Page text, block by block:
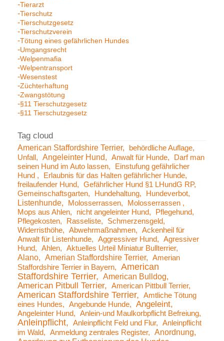
Tierarzt
Tierschutz
Tierschutzgesetz
Tierschutzverein
Tötung eines gefährlichen Hundes
Umgangsrecht
Welpenmafia
Welpentransport
Wesenstest
Züchterhaftung
Zwangstötung
§11 Tierschutzgesetz
§11 Tierschutzgesetz
American Staffordshire Terrier
behördliche Auflage
Unfall
Angeleinter Hund Anwalt für Hunde
Darf man
seinen Hund im Auto lassen
Einstufung gefährlicher
Hund
Erlaubnis für das Halten gefährlicher Hunde
freilaufender Hund
Gefährlicher Hund §1 LHundG RP
Gemeinschaftsgarten
Hundehaltung Hundeverbot
Listenhunde Molosserrassen
Molosserrassen
Mops aus Ahlen
nicht angeleinter Hund
Pflegehund
Pflegekosten
Rasseliste
Schmerzensgeld
Widerristhöhe
Abwehrmaßnahmen
Ackenheil für
Anwalt für Listenhunde
Aggressiver Hund
Agressiver
Hund
Ahlen Aktuelles Urteil Miniatur Bullterrier
Alano Amerian Staffordshire Terrier
Amerian
Staffordshire Terrier in Bayern
American
Staffordshire Terrier
American Bulldog
American Pitbull Terrier American Pittbull Terrier
American Staffordshire Terrier
Amtliche Tötung
eines Hundes
Angebunde Hunde Angeleint
Angeleinter Hund Anlein-und Maulkorbpflicht Befreiung
Anleinpflicht Anleinpflicht Feld und Flur
Anleinpflicht
im Wald
Anmeldung zentrales Register
Anordnung